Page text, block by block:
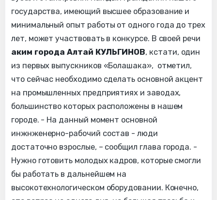
государства, имеющий высшее образование и
минимальный опыт работы от одного года до трех
лет, может участвовать в конкурсе. В своей речи
аким города Алтай КУЛЬГИНОВ, кстати, один
из первых выпускников «Болашака», отметил,
что сейчас необходимо сделать основной акцент
на промышленных предприятиях и заводах,
большинство которых расположены в нашем
городе. - На данный момент основной
инжнженерно-рабочий состав - люди
достаточно взрослые, – сообщил глава города. -
Нужно готовить молодых кадров, которые смогли
бы работать в дальнейшем на
высокотехнологическом оборудовании. Конечно,